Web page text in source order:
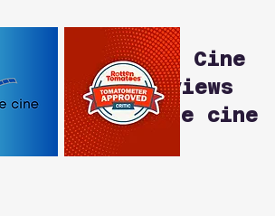
Rincón de Cine
Movie Reviews
Reseñas de cine